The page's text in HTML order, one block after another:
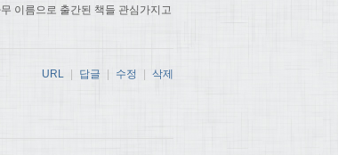
이름으로 출간된 책들 관심가지고
URL | 답글 | 수정 | 삭제